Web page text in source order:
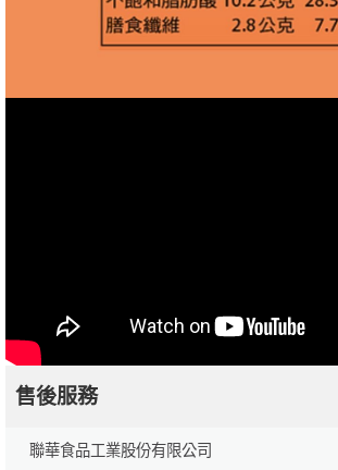
售後服務
聯華食品工業股份有限公司